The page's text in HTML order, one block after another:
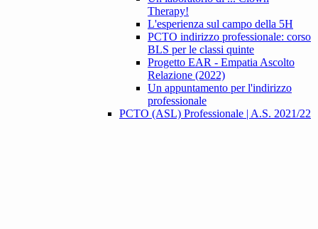
Therapy!
L'esperienza sul campo della 5H
PCTO indirizzo professionale: corso
BLS per le classi quinte
Progetto EAR - Empatia Ascolto
Relazione (2022)
Un appuntamento per l'indirizzo
professionale
PCTO (ASL) Professionale | A.S. 2021/22